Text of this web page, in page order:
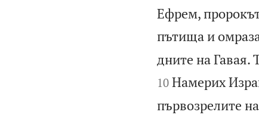
Ефрем,
пътища и
дните на
10 Намерих
първозрелите